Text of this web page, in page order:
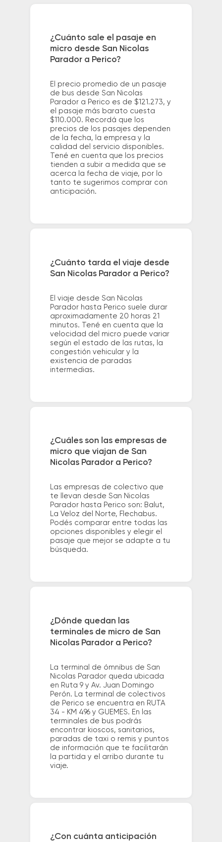
¿Cuánto sale el pasaje en
micro desde San Nicolas
Parador a Perico?
El precio promedio de un pasaje
de bus desde San Nicolas
Parador a Perico es de $121.273, y
el pasaje más barato cuesta
$110.000. Recordá que los
precios de los pasajes dependen
de la fecha, la empresa y la
calidad del servicio disponibles.
Tené en cuenta que los precios
tienden a subir a medida que se
acerca la fecha de viaje, por lo
tanto te sugerimos comprar con
anticipación.
¿Cuánto tarda el viaje desde
San Nicolas Parador a Perico?
El viaje desde San Nicolas
Parador hasta Perico suele durar
aproximadamente 20 horas 21
minutos. Tené en cuenta que la
velocidad del micro puede variar
según el estado de las rutas, la
congestión vehicular y la
existencia de paradas
intermedias.
¿Cuáles son las empresas de
micro que viajan de San
Nicolas Parador a Perico?
Las empresas de colectivo que
te llevan desde San Nicolas
Parador hasta Perico son: Balut,
La Veloz del Norte, Flechabus.
Podés comparar entre todas las
opciones disponibles y elegir el
pasaje que mejor se adapte a tu
búsqueda.
¿Dónde quedan las
terminales de micro de San
Nicolas Parador a Perico?
La terminal de ómnibus de San
Nicolas Parador queda ubicada
en Ruta 9 y Av. Juan Domingo
Perón. La terminal de colectivos
de Perico se encuentra en RUTA
34 - KM 496 y GUEMES. En las
terminales de bus podrás
encontrar kioscos, sanitarios,
paradas de taxi o remis y puntos
de información que te facilitarán
la partida y el arribo durante tu
viaje.
¿Con cuánta anticipación